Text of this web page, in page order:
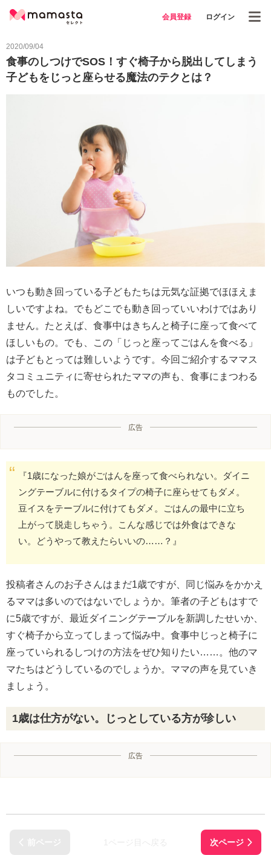
会員登録 ログイン
2020/09/04
食事のしつけでSOS！すぐ椅子から脱出してしまう
子どもをじっと座らせる魔法のテクとは？
いつも動き回っている子どもたちは元気な証拠でほほえま
しいですよね。でもどこでも動き回っていいわけではあり
ません。たとえば、食事中はきちんと椅子に座って食べて
ほしいもの。でも、この「じっと座ってごはんを食べる」
は子どもとっては難しいようです。今回ご紹介するママス
タコミュニティに寄せられたママの声も、食事にまつわる
ものでした。
広告
『1歳になった娘がごはんを座って食べられない。ダイニ
ングテーブルに付けるタイプの椅子に座らせてもダメ。
豆イスをテーブルに付けてもダメ。ごはんの最中に立ち
上がって脱走しちゃう。こんな感じでは外食はできな
い。どうやって教えたらいいの……？』
投稿者さんのお子さんはまだ1歳ですが、同じ悩みをかかえ
るママは多いのではないでしょうか。筆者の子どもはすで
に5歳ですが、最近ダイニングテーブルを新調したせいか、
すぐ椅子から立ってしまって悩み中。食事中じっと椅子に
座っていられるしつけの方法をぜひ知りたい……。他のマ
マたちはどうしているのでしょうか。ママの声を見ていき
ましょう。
1歳は仕方がない。じっとしている方が珍しい
広告